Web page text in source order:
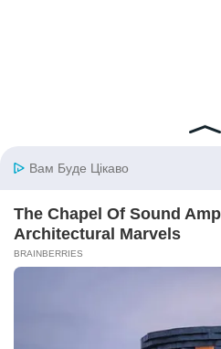
Політика конфіденційності та